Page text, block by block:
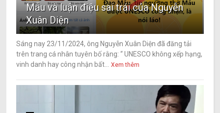
Mẫu và luận điệu sai trái của Nguyễn
Xuân Diện
Sáng nay 23/11/2024, ông Nguyễn Xuân Diện đã đăng tải
trên trang cá nhân tuyên bố rằng: “ UNESCO không xếp hạng,
vinh danh hay công nhận bất...
Xem thêm